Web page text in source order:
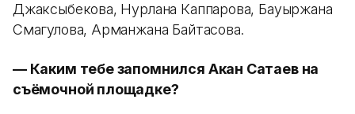
Джаксыбекова, Нурлана Каппарова, Бауыржана
Смагулова, Арманжана Байтасова.
— Каким тебе запомнился Акан Сатаев на
съёмочной площадке?